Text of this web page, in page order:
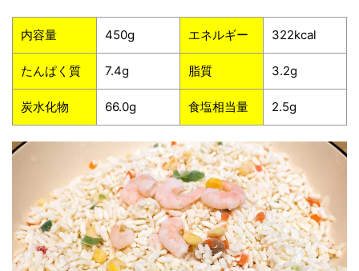
内容量 450g エネルギー 322kcal
たんぱく質 7.4g 脂質 3.2g
炭水化物 66.0g 食塩相当量 2.5g